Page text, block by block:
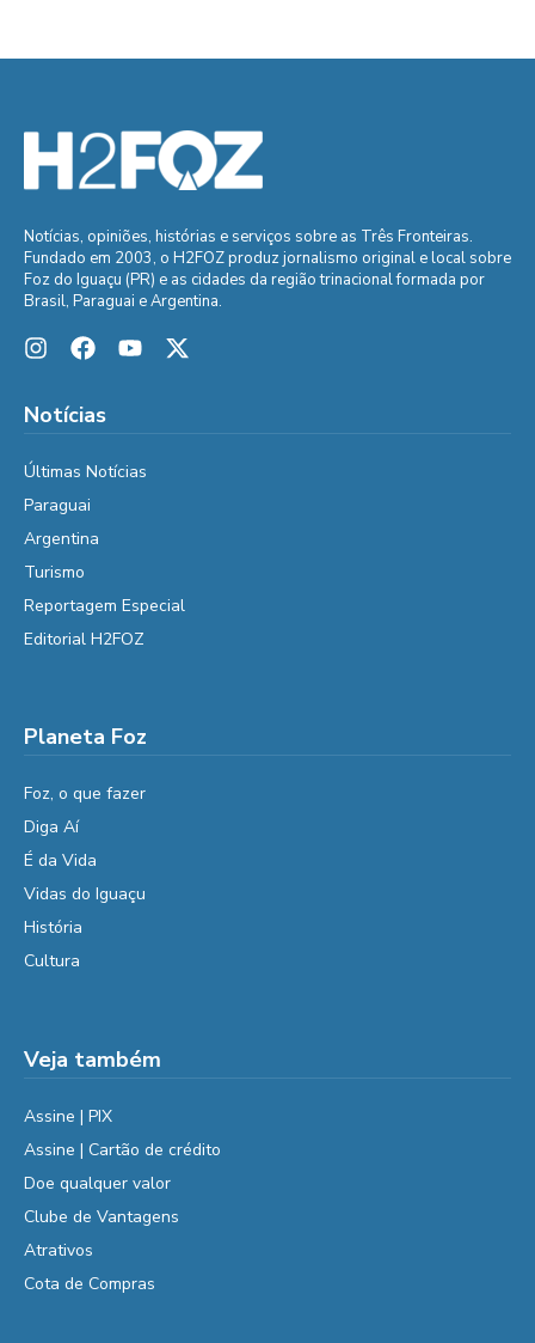
Notícias, opiniões, histórias e serviços sobre as Três Fronteiras.
Fundado em 2003, o H2FOZ produz jornalismo original e local sobre
Foz do Iguaçu (PR) e as cidades da região trinacional formada por
Brasil, Paraguai e Argentina.
Notícias
Últimas Notícias
Paraguai
Argentina
Turismo
Reportagem Especial
Editorial H2FOZ
Planeta Foz
Foz, o que fazer
Diga Aí
É da Vida
Vidas do Iguaçu
História
Cultura
Veja também
Assine | PIX
Assine | Cartão de crédito
Doe qualquer valor
Clube de Vantagens
Atrativos
Cota de Compras